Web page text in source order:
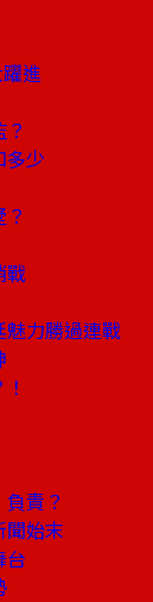
進
多少
戰
魅力勝過連戰
責？
聞始末
台